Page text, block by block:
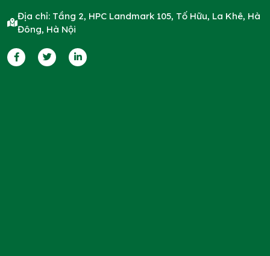
Địa chỉ: Tầng 2, HPC Landmark 105, Tố Hữu, La Khê, Hà
Đông, Hà Nội